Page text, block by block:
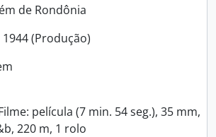
de Rondônia
1944 (Produção)
película (7 min. 54 seg.), 35 mm,
220 m, 1 rolo